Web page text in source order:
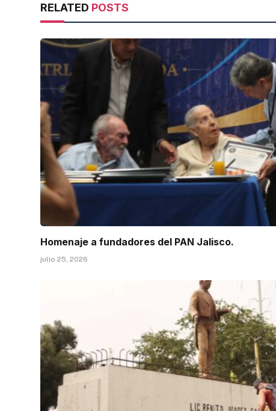
RELATED POSTS
Homenaje a fundadores del PAN Jalisco.
julio 25, 2026